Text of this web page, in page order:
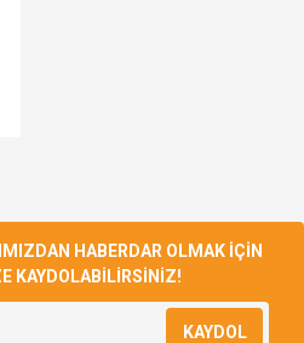
HABERDAR OLMAK İÇİN
KAYDOLABİLİRSİNİZ!
KAYDOL